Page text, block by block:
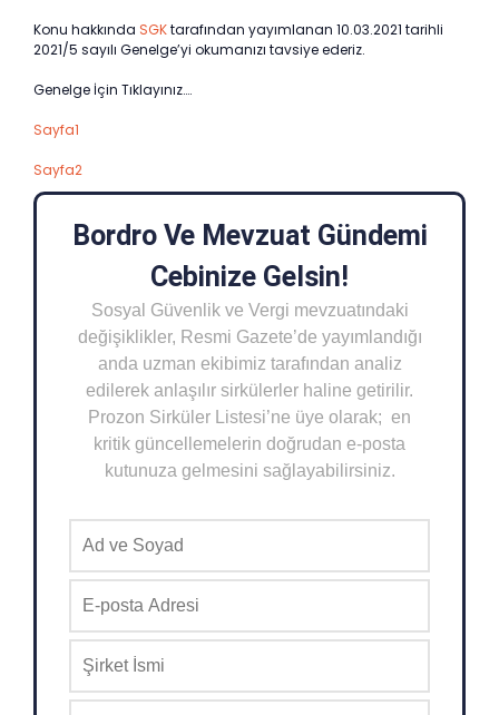
Konu hakkında SGKtarafından yayımlanan 10.03.2021 tarihli
2021/5 sayılı Genelge’yi okumanızı tavsiye ederiz.
Genelge İçin Tıklayınız….
Sayfa1
Sayfa2
Bordro Ve Mevzuat Gündemi
Cebinize Gelsin!
Sosyal Güvenlik ve Vergi mevzuatındaki
değişiklikler, Resmi Gazete’de yayımlandığı
anda uzman ekibimiz tarafından analiz
edilerek anlaşılır sirkülerler haline getirilir.
Prozon Sirküler Listesi’ne üye olarak; en
kritik güncellemelerin doğrudan e-posta
kutunuza gelmesini sağlayabilirsiniz.